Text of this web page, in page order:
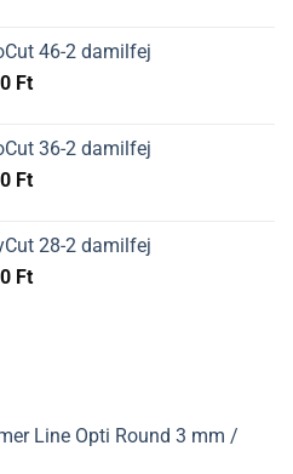
46-2 damilfej
FtCurrent
12
900 Ft.
36-2 damilfej
FtCurrent
12
900 Ft.
28-2 damilfej
FtCurrent
Line Opti Round 3 mm /